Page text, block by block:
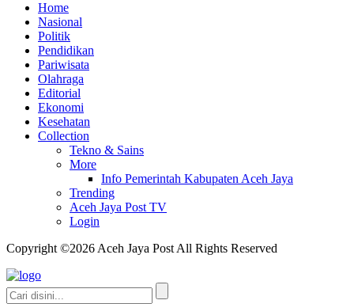
Home
Nasional
Politik
Pendidikan
Pariwisata
Olahraga
Editorial
Ekonomi
Kesehatan
Collection
Tekno & Sains
More
Info Pemerintah Kabupaten Aceh Jaya
Trending
Aceh Jaya Post TV
Login
Copyright ©2026 Aceh Jaya Post All Rights Reserved